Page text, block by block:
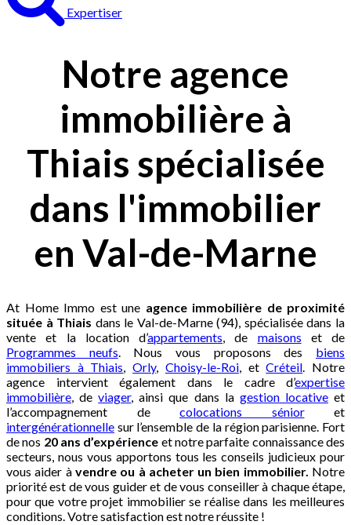
Expertiser
Notre agence
immobilière à
Thiais spécialisée
dans l'immobilier
en Val-de-Marne
At Home Immo est une agence immobilière de proximité
située à Thiais dans le Val-de-Marne (94), spécialisée dans la
vente et la location d’appartements, de maisons et de
Programmes neufs. Nous vous proposons des biens
immobiliers à Thiais,Orly, Choisy-le-Roi, etCréteil. Notre
agence intervient également dans le cadre d’expertise
immobilière, deviager, ainsi que dans la gestion locativeet
l’accompagnement de colocations sénioret
intergénérationnelle sur l’ensemble de la région parisienne. Fort
de nos 20 ans d’expérience et notre parfaite connaissance des
secteurs, nous vous apportons tous les conseils judicieux pour
vous aider à vendre ou à acheter un bien immobilier. Notre
priorité est de vous guider et de vous conseiller à chaque étape,
pour que votre projet immobilier se réalise dans les meilleures
conditions. Votre satisfaction est notre réussite !